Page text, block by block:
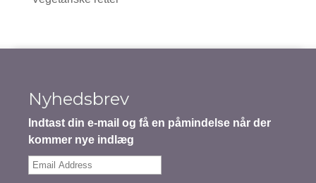
Nyhedsbrev
Indtast din e-mail og få en påmindelse når der
kommer nye indlæg
Email